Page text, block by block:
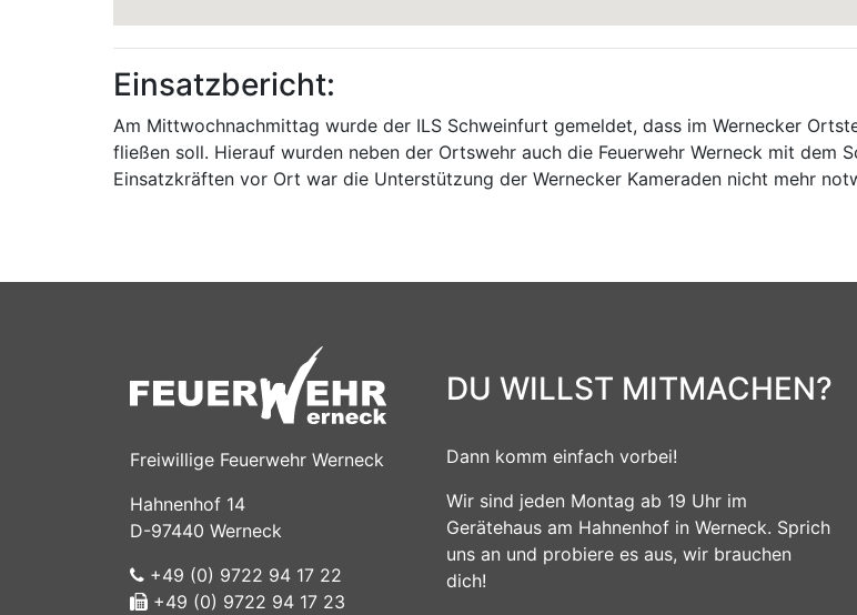
Einsatzbericht:
Am Mittwochnachmittag wurde der ILS Schweinfurt gemeldet, dass im Wernecker
fließen soll. Hierauf wurden neben der Ortswehr auch die Feuerwehr Werneck mit dem
Einsatzkräften vor Ort war die Unterstützung der Wernecker Kameraden nicht mehr
Freiwillige Feuerwehr Werneck
Hahnenhof 14
D-97440 Werneck
+49 (0) 9722 94 17 22
+49 (0) 9722 94 17 23
DU WILLST MITMACHEN?
Dann komm einfach vorbei!
Wir sind jeden Montag ab 19 Uhr im
Gerätehaus am Hahnenhof in Werneck. Sprich
uns an und probiere es aus, wir brauchen
dich!